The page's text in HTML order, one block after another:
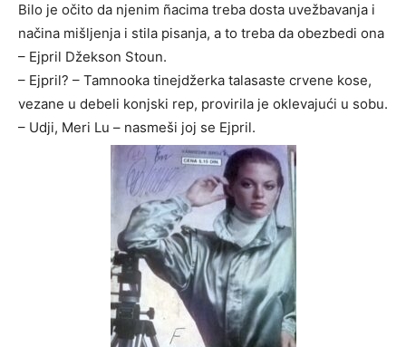
Bilo je očito da njenim ñacima treba dosta uvežbavanja i
načina mišljenja i stila pisanja, a to treba da obezbedi ona
– Ejpril Džekson Stoun.
– Ejpril? – Tamnooka tinejdžerka talasaste crvene kose,
vezane u debeli konjski rep, provirila je oklevajući u sobu.
– Udji, Meri Lu – nasmeši joj se Ejpril.